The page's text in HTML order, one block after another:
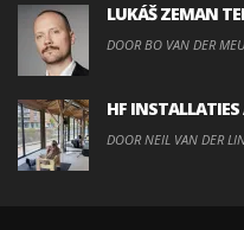
LUKÁŠ ZEMAN
DOOR BO VAN DER
HF
DOOR NEIL VAN DER